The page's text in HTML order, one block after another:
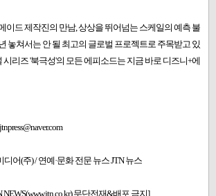
이드 제작진의 만남, 상상을 뛰어넘는 스케일의 예측 불
놓쳐서는 안 될 최고의 글로벌 프로젝트로 주목받고 있
시리즈 '북극성'의 모든 에피소드는 지금 바로 디즈니+에
어(주) / 연예·문화 전문 뉴스 JTN 뉴스
무단전재&배포 금지]